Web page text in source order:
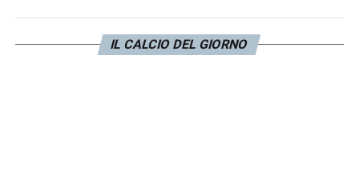
IL CALCIO DEL GIORNO